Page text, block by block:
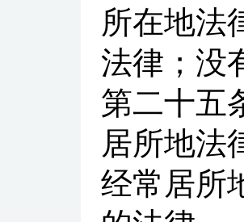
所在地法
法律；没
第二十五
居所地法
经常居所